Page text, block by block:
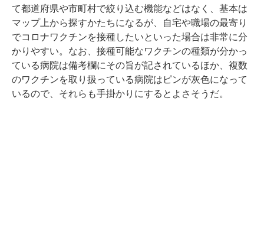
て都道府県や市町村で絞り込む機能などはなく、基本は
マップ上から探すかたちになるが、自宅や職場の最寄り
でコロナワクチンを接種したいといった場合は非常に分
かりやすい。なお、接種可能なワクチンの種類が分かっ
ている病院は備考欄にその旨が記されているほか、複数
のワクチンを取り扱っている病院はピンが灰色になって
いるので、それらも手掛かりにするとよさそうだ。